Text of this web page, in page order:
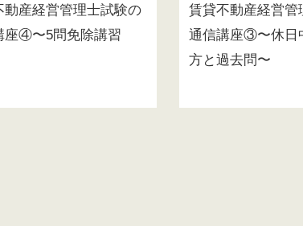
動産経営管理士試験の
座④〜5問免除講習
賃貸不動産経営管
通信講座③〜休日
方と過去問〜